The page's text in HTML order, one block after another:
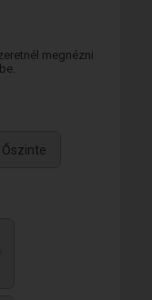
megnézni
Őszinte